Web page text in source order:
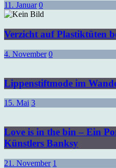
11. Januar 0
Verzicht auf Plastiktüten
4. November 0
Lippenstiftmode im
15. Mai 3
Love is in the bin – Ein
Künstlers Banksy
21. November 1